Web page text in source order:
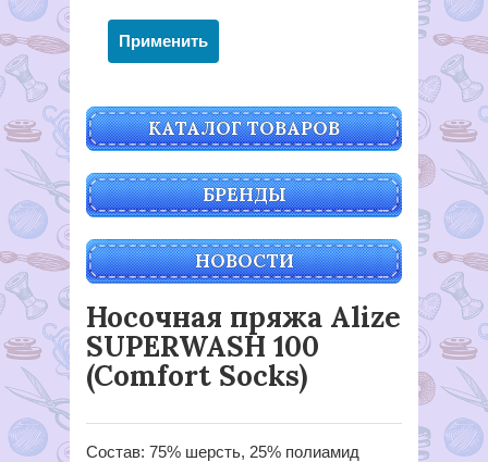
КАТАЛОГ ТОВАРОВ
БРЕНДЫ
НОВОСТИ
Носочная пряжа Alize
SUPERWASH 100
(Comfort Socks)
Состав: 75% шерсть, 25% полиамид